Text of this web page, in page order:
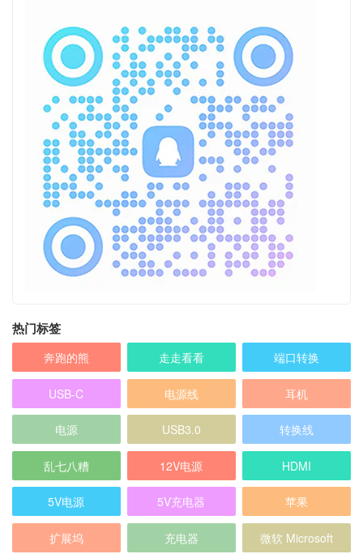
热门标签
奔跑的熊 走走看看 端口转换
USB-C 电源线 耳机
电源 USB3.0 转换线
乱七八糟 12V电源 HDMI
5V电源 5V充电器 苹果
扩展坞 充电器 微软 Microsoft